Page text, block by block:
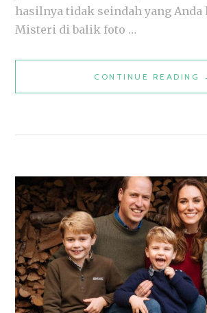
hasilnya tidak seindah yang Anda
Misteri di balik foto …
CONTINUE READING